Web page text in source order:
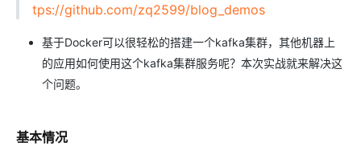
tps://github.com/zq2599/blog_demos
基于Docker可以很轻松的搭建一个kafka集群，其他机器上
的应用如何使用这个kafka集群服务呢？本次实战就来解决这
个问题。
基本情况